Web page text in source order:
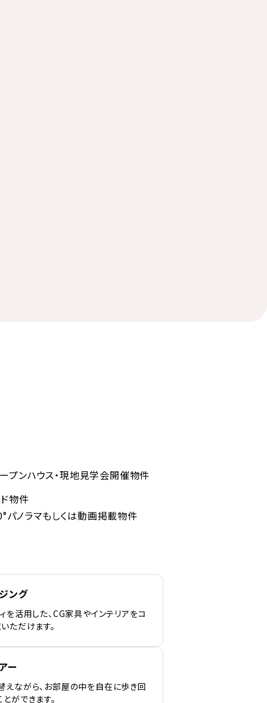
プンハウス・現地見学会開催物件
物件
パノラマもしくは動画掲載物件
ング
を活用した、CG家具やインテリアをコ
ただけます。
ー
えながら、お部屋の中を自在に歩き回
ができます。